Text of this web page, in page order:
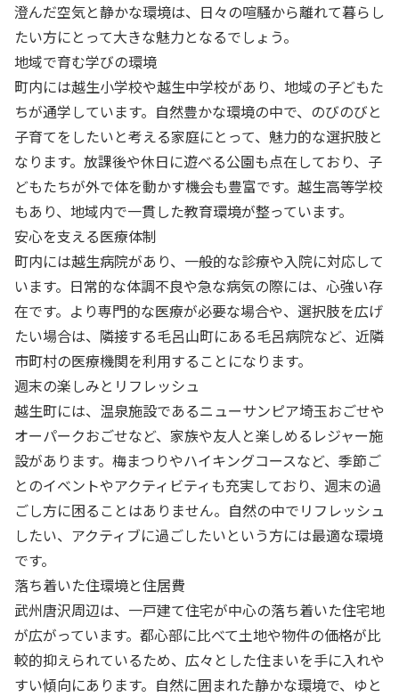
澄んだ空気と静かな環境は、日々の喧騒から離れて暮らし
たい方にとって大きな魅力となるでしょう。
地域で育む学びの環境
町内には越生小学校や越生中学校があり、地域の子どもた
ちが通学しています。自然豊かな環境の中で、のびのびと
子育てをしたいと考える家庭にとって、魅力的な選択肢と
なります。放課後や休日に遊べる公園も点在しており、子
どもたちが外で体を動かす機会も豊富です。越生高等学校
もあり、地域内で一貫した教育環境が整っています。
安心を支える医療体制
町内には越生病院があり、一般的な診療や入院に対応して
います。日常的な体調不良や急な病気の際には、心強い存
在です。より専門的な医療が必要な場合や、選択肢を広げ
たい場合は、隣接する毛呂山町にある毛呂病院など、近隣
市町村の医療機関を利用することになります。
週末の楽しみとリフレッシュ
越生町には、温泉施設であるニューサンピア埼玉おごせや
オーパークおごせなど、家族や友人と楽しめるレジャー施
設があります。梅まつりやハイキングコースなど、季節ご
とのイベントやアクティビティも充実しており、週末の過
ごし方に困ることはありません。自然の中でリフレッシュ
したい、アクティブに過ごしたいという方には最適な環境
です。
落ち着いた住環境と住居費
武州唐沢周辺は、一戸建て住宅が中心の落ち着いた住宅地
が広がっています。都心部に比べて土地や物件の価格が比
較的抑えられているため、広々とした住まいを手に入れや
すい傾向にあります。自然に囲まれた静かな環境で、ゆと